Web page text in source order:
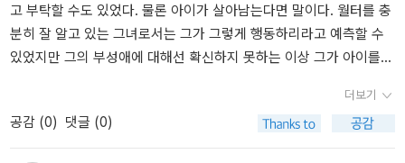
데....이런 게 있었으면 몰랐을 리 없는데 하며 찾아보니 아직 국내 번
역된 것은 없는 모양이다. 몸은 스파이 소설도 쓰고(진짜 스파이 활동
도 하고,,,) 역사소설도 쓰고, 희곡도 쓰고, 멜로도 쓰고, 에로도 쓰
고 복받은 사람인 모양이다. 어쨋거나 저쨌거나 이 책, <예나 지금이
나>, <그때나 지금이나>, <그때 그리고 지금> 이거 빨리 번역되어 나
왔으면 좋겠다. 어쩌면 혹시 지금 이 시각 어딘가에서 한창 꿍꿍거리
고 부탁할 수도 있었다. 물론 아이가 살아남는다면 말이다. 월터를 충
분히 잘 알고 있는 그녀로서는 그가 그렇게 행동하리라고 예측할 수
있었지만 그의 부성애에 대해선 확신하지 못하는 이상 그가 아이를
존경스럽게 행동할 것이라는 점은 믿을 만했다. 이타성과 신의, 지성
과 감성 등 위대한 품성을 갖춘 그를 사랑하지 못한다니 안타까운 일
이었다.
더보기
공감 (0) 댓글 (0)